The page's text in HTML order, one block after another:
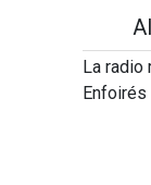
La
Enfoirés